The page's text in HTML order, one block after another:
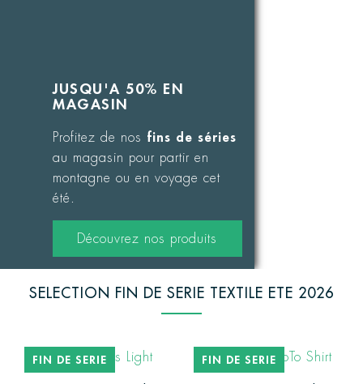
JUSQU'A 50% EN
MAGASIN
Profitez de nos fins de séries
au magasin pour partir en
montagne ou en voyage cet
été.
Découvrez nos produits
SELECTION FIN DE SERIE TEXTILE ETE 2026
FIN DE SERIE FIN DE SERIE